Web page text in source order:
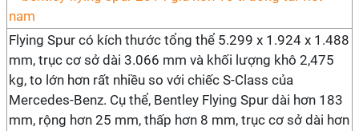
Flying Spur có kích thước tổng thể 5.299 x 1.924 x 1.488
mm, trục cơ sở dài 3.066 mm và khối lượng khô 2,475
kg, to lớn hơn rất nhiều so với chiếc S-Class của
Mercedes-Benz. Cụ thể, Bentley Flying Spur dài hơn 183
mm, rộng hơn 25 mm, thấp hơn 8 mm, trục cơ sở dài hơn